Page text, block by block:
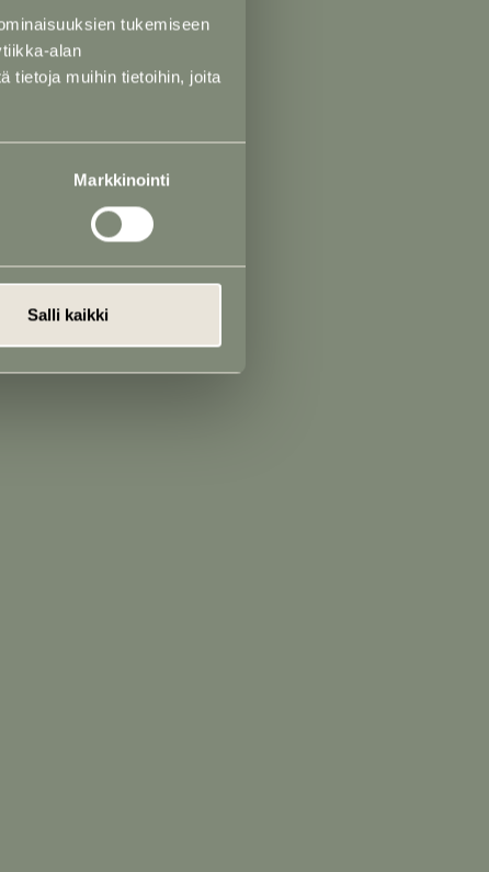
tukemiseen
alan
tietoja muihin tietoihin, joita
Markkinointi
Salli kaikki
Saustila)